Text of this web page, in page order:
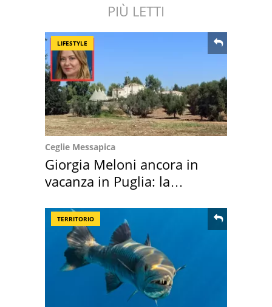
PIÙ LETTI
LIFESTYLE
Ceglie Messapica
Giorgia Meloni ancora in
vacanza in Puglia: la
TERRITORIO